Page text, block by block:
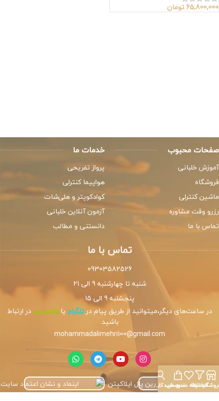
65,800,000تومان
صفحات محبوب
آموزش خلبانی
فروشگاه
ماشین کنترلی
رزرو وقت مشاوره
تماس با ما
خدمات ما
پرواز تفریحی
هواپیما کنترلی
کوادکوپتر و هلی‌شات
آزمون آنلاین خلبانی
دانستنی و مطالب
تماس با ما
09303582526
شنبه تا چهارشنبه 9 الی 21
پنجشنبه 9 الی 15
در ساعت‌های دیگر،میتوانید از طریق پیام درتلگرام یاواتس‌اپدر ارتباط
باشید.
mohammadalimehri100@gmail.com
فیلترها
علاقه مندیسبد خرید
حساب کاربری من